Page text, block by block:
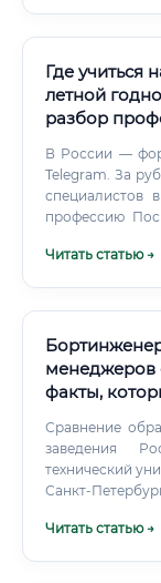
нужны люди
Где учиться
летной
разбор
В России —
Telegram. За
специалистов
профессию Посмотрите на эту последовательность —
учебника: Авиационный вуз (4–6 лет) Должность
специалиста Обучение по конкретным типам воздушных
судов Накопление опыта и авторизаций Старший
специалист →
Этот путь
уверенного
Читать статью →
менеджеров
факты,
Сравнение
заведения России: Московский
технический
Санкт-
гражданской авиации Академия
Читать статью →